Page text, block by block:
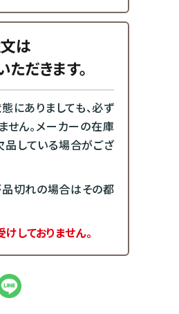
は
だきます。
ありましても、必ず
せん。メーカーの在庫
品している場合がござ
切れの場合はその都
しておりません。